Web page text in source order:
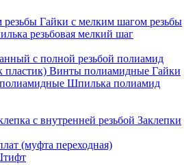
резьбы Гайки с мелким шагом резьбы
резьбовая мелкий шаг
с полной резьбой полиамид
пластик) Винты полиамидные Гайки
Шпилька полиамид
с внутренней резьбой Заклепки
(муфта переходная)